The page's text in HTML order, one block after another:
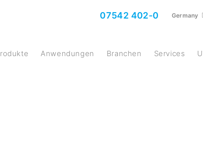
07542 402-0 Germany
Produkte Anwendungen Branchen Services